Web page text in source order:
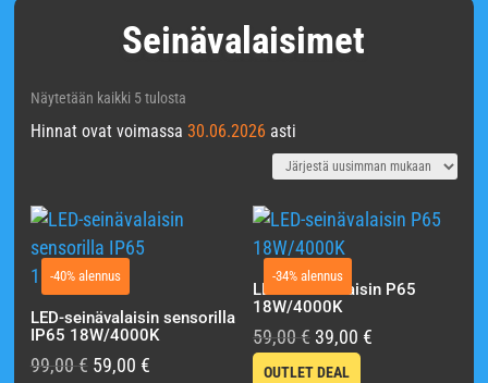
Seinävalaisimet
Näytetään kaikki 5 tulostaSorted
by
Hinnat ovat voimassa 30.06.2026 asti
-40% alennus
LED-seinävalaisin sensorilla
IP65 18W/4000K
99,00€ 59,00 €
-34% alennus
LED-seinävalaisin P65
18W/4000K
59,00€ 39,00 €
OUTLET DEAL